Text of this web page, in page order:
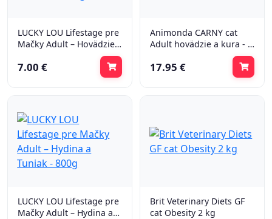
LUCKY LOU Lifestage pre
Mačky Adult – Hovädzie a
7.00 €
Animonda CARNY cat
Adult hovädzie a kura - 6
17.95 €
LUCKY LOU Lifestage pre
Mačky Adult – Hydina a
Brit Veterinary Diets GF
cat Obesity 2 kg